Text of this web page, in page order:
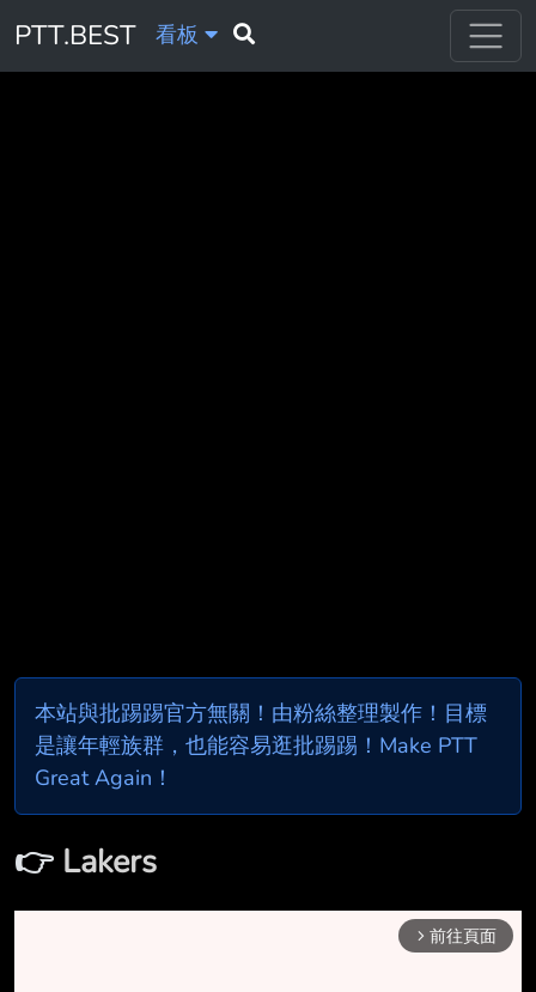
PTT.BEST 看板
本站與批踢踢官方無關！由粉絲整理製作！目標
是讓年輕族群，也能容易逛批踢踢！Make PTT
Great Again！
👉 Lakers
arrow_forward_ios 前往頁面